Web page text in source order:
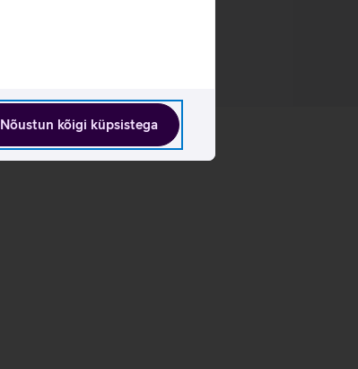
Nõustun kõigi küpsistega